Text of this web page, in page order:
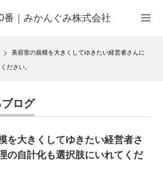
番｜みかんぐみ株式会社
美容室の規模を大きくしてゆきたい経営者さんに
ださい。
ログ
を大きくしてゆきたい経営者さ
の自計化も選択肢にいれてくだ